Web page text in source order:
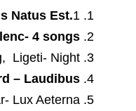
1
.
Natus Est
4 songs
Ligeti- Night
– Laudibus
Lux Aeterna